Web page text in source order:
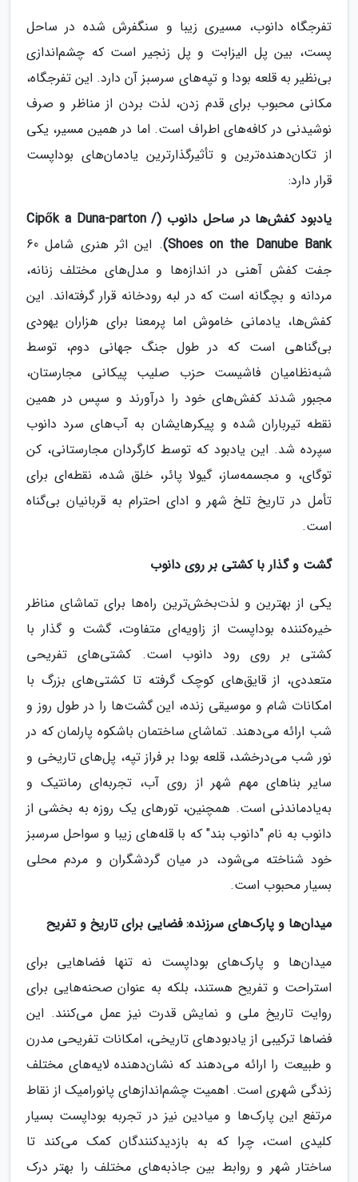
تفرجگاه دانوب، مسیری زیبا و سنگفرش شده در ساحل
پست، بین پل الیزابت و پل زنجیر است که چشم‌اندازی
بی‌نظیر به قلعه بودا و تپه‌های سرسبز آن دارد. این تفرجگاه،
مکانی محبوب برای قدم زدن، لذت بردن از مناظر و صرف
نوشیدنی در کافه‌های اطراف است. اما در همین مسیر، یکی
از تکان‌دهنده‌ترین و تأثیرگذارترین یادمان‌های بوداپست
قرار دارد:
یادبود کفش‌ها در ساحل دانوب (Cipők a Duna-parton /
Shoes on the Danube Bank)
. این اثر هنری شامل 60
جفت کفش آهنی در اندازه‌ها و مدل‌های مختلف زنانه،
مردانه و بچگانه است که در لبه رودخانه قرار گرفته‌اند. این
کفش‌ها، یادمانی خاموش اما پرمعنا برای هزاران یهودی
بی‌گناهی است که در طول جنگ جهانی دوم، توسط
شبه‌نظامیان فاشیست حزب صلیب پیکانی مجارستان،
مجبور شدند کفش‌های خود را درآورند و سپس در همین
نقطه تیرباران شده و پیکرهایشان به آب‌های سرد دانوب
سپرده شد. این یادبود که توسط کارگردان مجارستانی، کن
توگای، و مجسمه‌ساز، گیولا پائر، خلق شده، نقطه‌ای برای
تأمل در تاریخ تلخ شهر و ادای احترام به قربانیان بی‌گناه
است.
گشت و گذار با کشتی بر روی دانوب
یکی از بهترین و لذت‌بخش‌ترین راه‌ها برای تماشای مناظر
خیره‌کننده بوداپست از زاویه‌ای متفاوت، گشت و گذار با
کشتی بر روی رود دانوب است. کشتی‌های تفریحی
متعددی، از قایق‌های کوچک گرفته تا کشتی‌های بزرگ با
امکانات شام و موسیقی زنده، این گشت‌ها را در طول روز و
شب ارائه می‌دهند. تماشای ساختمان باشکوه پارلمان که در
نور شب می‌درخشد، قلعه بودا بر فراز تپه، پل‌های تاریخی و
سایر بناهای مهم شهر از روی آب، تجربه‌ای رمانتیک و
به‌یادماندنی است. همچنین، تورهای یک روزه به بخشی از
دانوب به نام "دانوب بند" که با قله‌های زیبا و سواحل سرسبز
خود شناخته می‌شود، در میان گردشگران و مردم محلی
بسیار محبوب است.
میدان‌ها و پارک‌های سرزنده: فضایی برای تاریخ و تفریح
میدان‌ها و پارک‌های بوداپست نه تنها فضاهایی برای
استراحت و تفریح هستند، بلکه به عنوان صحنه‌هایی برای
روایت تاریخ ملی و نمایش قدرت نیز عمل می‌کنند. این
فضاها ترکیبی از یادبودهای تاریخی، امکانات تفریحی مدرن
و طبیعت را ارائه می‌دهند که نشان‌دهنده لایه‌های مختلف
زندگی شهری است. اهمیت چشم‌اندازهای پانورامیک از نقاط
مرتفع این پارک‌ها و میادین نیز در تجربه بوداپست بسیار
کلیدی است، چرا که به بازدیدکنندگان کمک می‌کند تا
ساختار شهر و روابط بین جاذبه‌های مختلف را بهتر درک